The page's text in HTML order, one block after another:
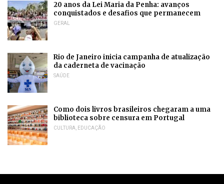
20 anos da Lei Maria da Penha: avanços
conquistados e desafios que permanecem
GERAL
Rio de Janeiro inicia campanha de atualização
da caderneta de vacinação
SAÚDE
Como dois livros brasileiros chegaram a uma
biblioteca sobre censura em Portugal
CULTURA, EDUCAÇÃO